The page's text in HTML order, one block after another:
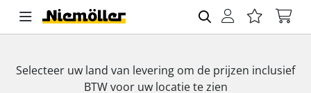
Selecteer uw land van levering om de prijzen inclusief
BTWvoor uw locatie te zien